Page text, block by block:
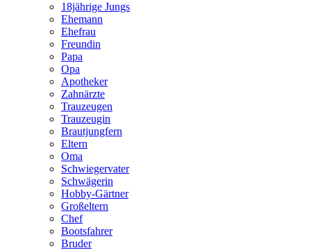
18jährige Jungs
Ehemann
Ehefrau
Freundin
Papa
Opa
Apotheker
Zahnärzte
Trauzeugen
Trauzeugin
Brautjungfern
Eltern
Oma
Schwiegervater
Schwägerin
Hobby-Gärtner
Großeltern
Chef
Bootsfahrer
Bruder